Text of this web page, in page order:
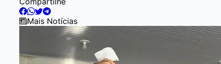
Mais Notícias